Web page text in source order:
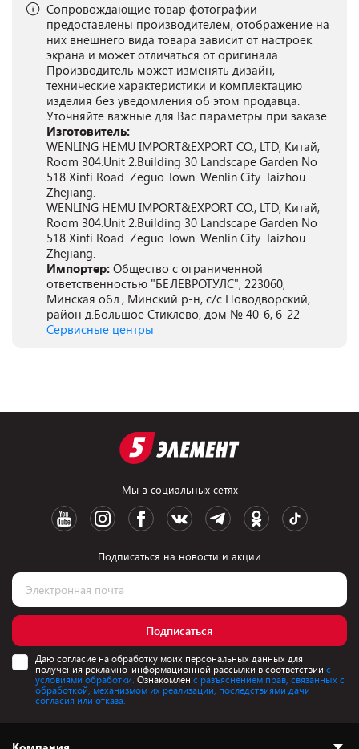
Сопровождающие товар фотографии
предоставлены производителем, отображение на
них внешнего вида товара зависит от настроек
экрана и может отличаться от оригинала.
Производитель может изменять дизайн,
технические характеристики и комплектацию
изделия без уведомления об этом продавца.
Уточняйте важные для Вас параметры при заказе.
Изготовитель:
WENLING HEMU IMPORT&EXPORT CO., LTD, Китай,
Room 304.Unit 2.Building 30 Landscape Garden No
518 Xinfi Road. Zeguo Town. Wenlin City. Taizhou.
Zhejiang.
WENLING HEMU IMPORT&EXPORT CO., LTD, Китай,
Room 304.Unit 2.Building 30 Landscape Garden No
518 Xinfi Road. Zeguo Town. Wenlin City. Taizhou.
Zhejiang.
Импортер: Общество с ограниченной
ответственностью "БЕЛЕВРОТУЛС", 223060,
Минская обл., Минский р-н, с/с Новодворский,
район д.Большое Стиклево, дом № 40-6, 6-22
Сервисные центры
Мы в социальных сетях
Подписаться на новости и акции
Подписаться
Даю согласие на обработку моих персональных данных для
получения рекламно-информационной рассылки в соответствии с
условиями обработки. Ознакомлен с разъяснением прав, связанных с
обработкой, механизмом их реализации, последствиями дачи
согласия или отказа.